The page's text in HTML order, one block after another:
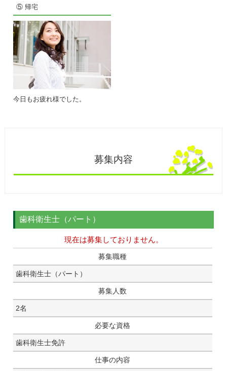
⑤ 帰宅
今日もお疲れ様でした。
募集内容
歯科衛生士（パート）
現在は募集しておりません。
募集職種
歯科衛生士（パート）
募集人数
2名
必要な資格
歯科衛生士免許
仕事の内容